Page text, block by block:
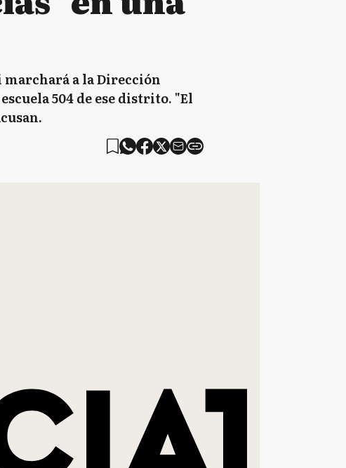
marchará a la Dirección
504 de ese distrito. "El